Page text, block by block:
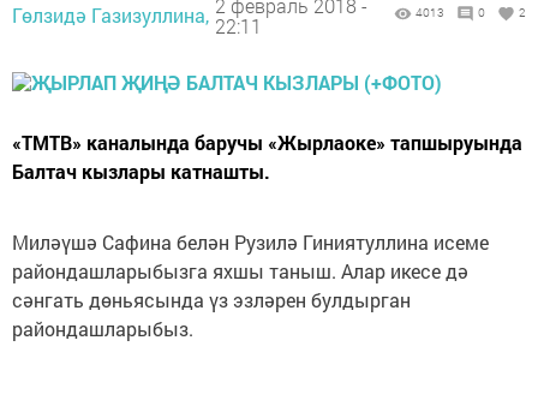
Гөлзидә Газизуллина, 22:11
4013 0 2
«ТМТВ» каналында баручы «Жырлаоке» тапшыруында
Балтач кызлары катнашты.
Миләүшә Сафина белән Рузилә Гиниятуллина исеме
райондашларыбызга яхшы таныш. Алар икесе дә
сәнгать дөньясында үз эзләрен булдырган
райондашларыбыз.